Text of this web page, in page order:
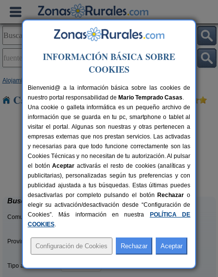
Alojamientos
Casas Rurales en Fuentemizarra
2-6 pers.
desde 26 €
Casa Rural Hoces del Duratón El
Villar
Villar de Sobrepeña (Segovia)
Buscar
Comunidades:
Provincias/Islas:
Tipo alquiler:
INFORMACIÓN BÁSICA SOBRE
COOKIES
Bienvenid@ a la información básica sobre las cookies de
nuestro portal responsabilidad de Mario Temprado Casas.
Una cookie o galleta informática es un pequeño archivo de
información que se guarda en tu pc, smartphone o tablet al
visitar el portal. Algunas son nuestras y otras pertenecen a
empresas externas que nos prestan servicios. Las activadas
y necesarias para que todo funcione correctamente son las
Cookies Técnicas y no necesitan de tu autorización. Al pulsar
el botónAceptar activarás el resto de cookies (analíticas y
publicitarias), personalizadas según tus preferencias y con
publicidad ajustada a tus búsquedas. Estas últimas puedes
desactivarlas por completo pulsando el botón Rechazar o
elegir su activación/desactivación desde “Configuración de
Cookies”. Más información en nuestra
POLÍTICA DE
COOKIES.